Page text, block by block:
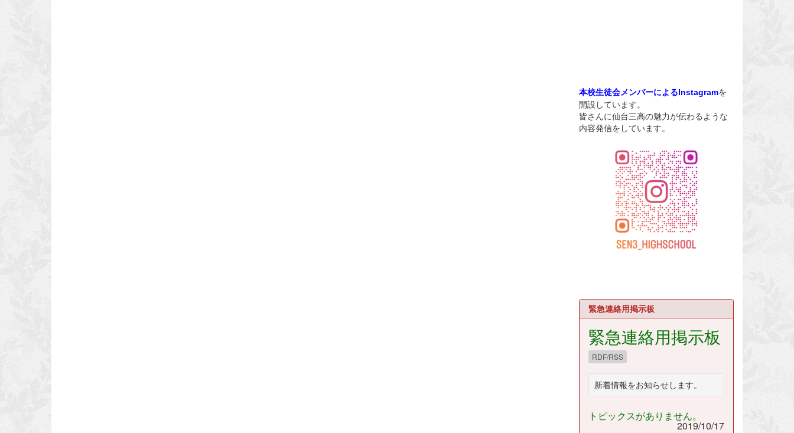
本校生徒会メンバーによるInstagramを
開設しています。
皆さんに仙台三高の魅力が伝わるような
内容発信をしています。
緊急連絡用掲示板
緊急連絡用掲示板
RDF/RSS
新着情報をお知らせします。
トピックスがありません。
2019/10/17